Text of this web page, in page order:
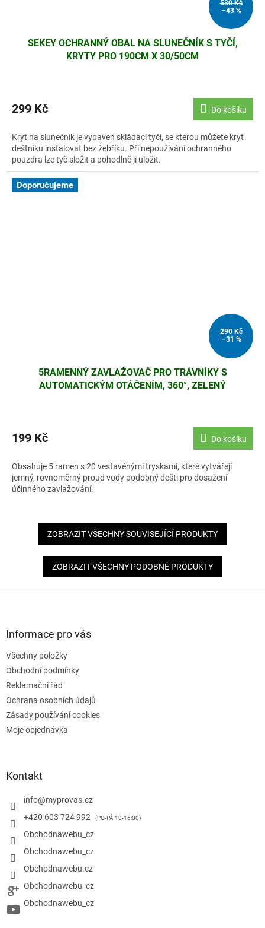
530 Kč
–43 %
SEKEY OCHRANNÝ OBAL NA SLUNEČNÍK S TYČÍ,
KRYTY PRO 190CM X 30/50CM
299 Kč Do košíku
Kryt na slunečník je vybaven skládací tyčí, se kterou můžete kryt
deštníku instalovat bez žebříku. Při nepoužívání ochranného
pouzdra lze tyč složit a pohodlně ji uložit.
Doporučujeme
290 Kč
–31 %
5RAMENNÝ ZAVLAŽOVAČ PRO TRÁVNÍKY S
AUTOMATICKÝM OTÁČENÍM, 360°, ZELENÝ
199 Kč Do košíku
Obsahuje 5 ramen s 20 vestavěnými tryskami, které vytvářejí
jemný, rovnoměrný proud vody podobný dešti pro dosažení
účinného zavlažování.
ZOBRAZIT VŠECHNY SOUVISEJÍCÍ PRODUKTY
ZOBRAZIT VŠECHNY PODOBNÉ PRODUKTY
Informace pro vás
Všechny položky
Obchodní podmínky
Reklamační řád
Ochrana osobních údajů
Zásady používání cookies
Moje objednávka
Kontakt
info@myprovas.cz
+420 603 724 992
Obchodnawebu_cz
Obchodnawebu_cz
Obchodnawebu.cz
Obchodnawebu_cz
Obchodnawebu_cz